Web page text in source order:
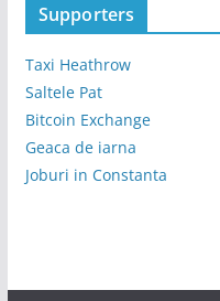
Supporters
Taxi Heathrow
Saltele Pat
Bitcoin Exchange
Geaca de iarna
Joburi in Constanta